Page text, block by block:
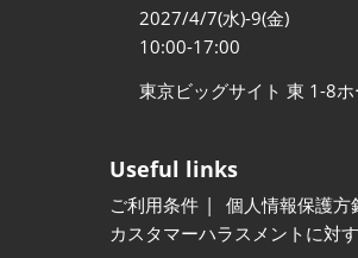
2027/4/7(水)-9(金)
10:00-17:00
東京ビッグサイト 東 1-8
Useful links
ご利用条件 個人情報保護方
カスタマーハラスメントに対